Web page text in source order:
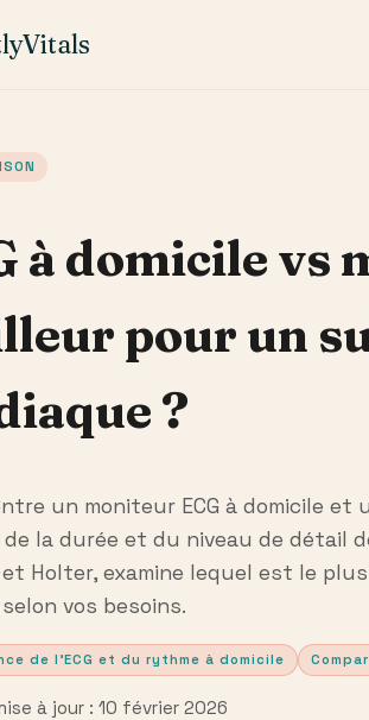
à domicile vs
pour un
?
un moniteur ECG à domicile
la durée et du niveau de détail
Holter, examine lequel est le
vos besoins.
de l’ECG et du rythme à domicile
à jour : 10 février 2026